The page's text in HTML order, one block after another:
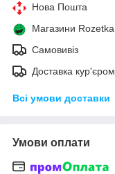
Нова Пошта
Магазини Rozetka
Самовивіз
Доставка кур'єром
Всі умови доставки
Умови оплати